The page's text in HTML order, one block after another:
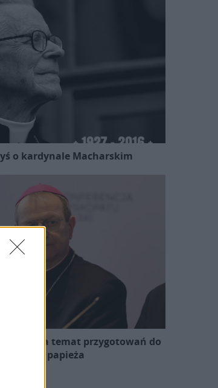
o kardynale Macharskim
KEP na temat przygotowań do
wizyty papieża